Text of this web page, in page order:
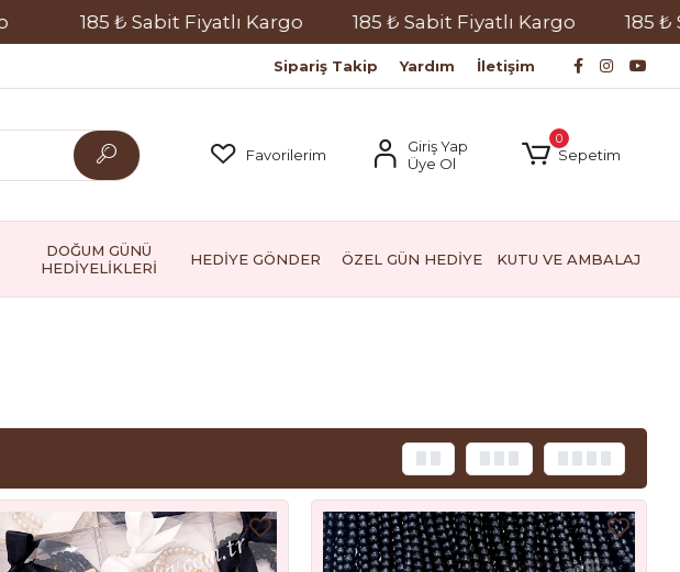
185 ₺ Sabit Fiyatlı Kargo 185 ₺ Sabit Fiyatlı Kargo 185 ₺
Sipariş Takip Yardım İletişim
Favorilerim
Giriş Yap
Üye Ol
0
Sepetim
DOĞUM GÜNÜ
HEDİYELİKLERİ
HEDİYE GÖNDER ÖZEL GÜN HEDİYE KUTU VE AMBALAJ